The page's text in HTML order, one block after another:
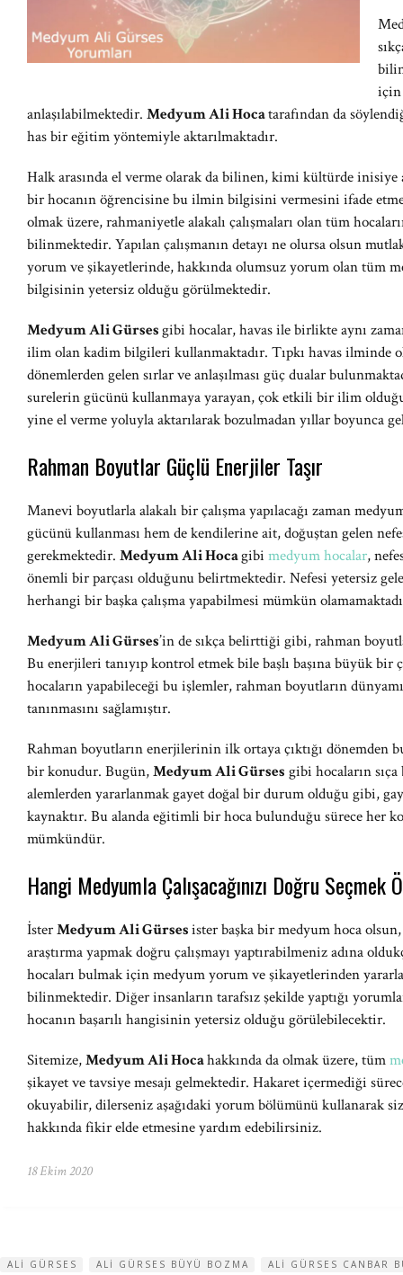
için
anlaşılabilmektedir. Medyum Ali Hocatarafından da
has bir eğitim yöntemiyle aktarılmaktadır.
Halk arasında el verme olarak da bilinen, kimi kültürde
bir hocanın öğrencisine bu ilmin bilgisini vermesini ifade
olmak üzere, rahmaniyetle alakalı çalışmaları olan tüm
bilinmektedir. Yapılan çalışmanın detayı ne olursa olsun
yorum ve şikayetlerinde, hakkında olumsuz yorum olan tüm
bilgisinin yetersiz olduğu görülmektedir.
Medyum Ali Gürsesgibi hocalar, havas ile birlikte aynı
ilim olan kadim bilgileri kullanmaktadır. Tıpkı havas ilminde
dönemlerden gelen sırlar ve anlaşılması güç dualar
surelerin gücünü kullanmaya yarayan, çok etkili bir ilim
yine el verme yoluyla aktarılarak bozulmadan yıllar boyunca
Rahman Boyutlar Güçlü Enerjiler Taşır
Manevi boyutlarla alakalı bir çalışma yapılacağı zaman
gücünü kullanması hem de kendilerine ait, doğuştan gelen
gerekmektedir. Medyum Ali Hocagibi medyum hocalar,
önemli bir parçası olduğunu belirtmektedir. Nefesi yetersiz
herhangi bir başka çalışma yapabilmesi mümkün
Medyum Ali Gürses’in de sıkça belirttiği gibi, rahman
Bu enerjileri tanıyıp kontrol etmek bile başlı başına büyük bir
hocaların yapabileceği bu işlemler, rahman boyutların
tanınmasını sağlamıştır.
Rahman boyutların enerjilerinin ilk ortaya çıktığı dönemden
bir konudur. Bugün,Medyum Ali Gürses gibi hocaların
alemlerden yararlanmak gayet doğal bir durum olduğu gibi,
kaynaktır. Bu alanda eğitimli bir hoca bulunduğu sürece her
mümkündür.
Hangi Medyumla Çalışacağınızı Doğru Seçmek
İsterMedyum Ali Gürsesister başka bir medyum hoca
araştırma yapmak doğru çalışmayı yaptırabilmeniz adına
hocaları bulmak için medyum yorum ve şikayetlerinden
bilinmektedir. Diğer insanların tarafsız şekilde yaptığı
hocanın başarılı hangisinin yetersiz olduğu görülebilecektir.
Sitemize,Medyum Ali Hocahakkında da olmak üzere, tüm
şikayet ve tavsiye mesajı gelmektedir. Hakaret içermediği
okuyabilir, dilerseniz aşağıdaki yorum bölümünü kullanarak
hakkında fikir elde etmesine yardım edebilirsiniz.
18 Ekim 2020
ALI GÜRSES ALI GÜRSES BÜYÜ BOZMA
ALI GÜRSES CANBAR